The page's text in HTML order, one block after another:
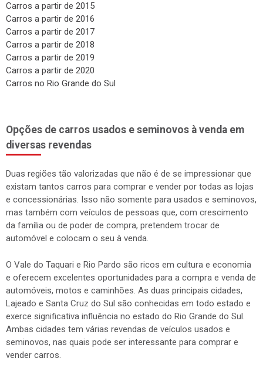
Carros a partir de 2020
Carros no Rio Grande do Sul
Opções de carros usados e seminovos à venda em
diversas revendas
e concessionárias. Isso não somente para usados e seminovos,
mas também com veículos de pessoas que, com crescimento
automóvel e colocam o seu à venda.
O Vale do Taquari e Rio Pardo são ricos em cultura e economia
e oferecem excelentes oportunidades para a compra e venda de
automóveis, motos e caminhões. As duas principais cidades,
Lajeado e Santa Cruz do Sul são conhecidas em todo estado e
Ambas cidades tem várias revendas de veículos usados e
seminovos, nas quais pode ser interessante para comprar e
vender carros.
No Carros no Vale você encontrará carros à venda das diversas
cidades da região do Vale do Taquari e Rio Pardo. Você
encontrará carros em lajeado, seja para lazer ou trabalho, seu
novo carro estará aqui. Use os filtros acima, na busca, para